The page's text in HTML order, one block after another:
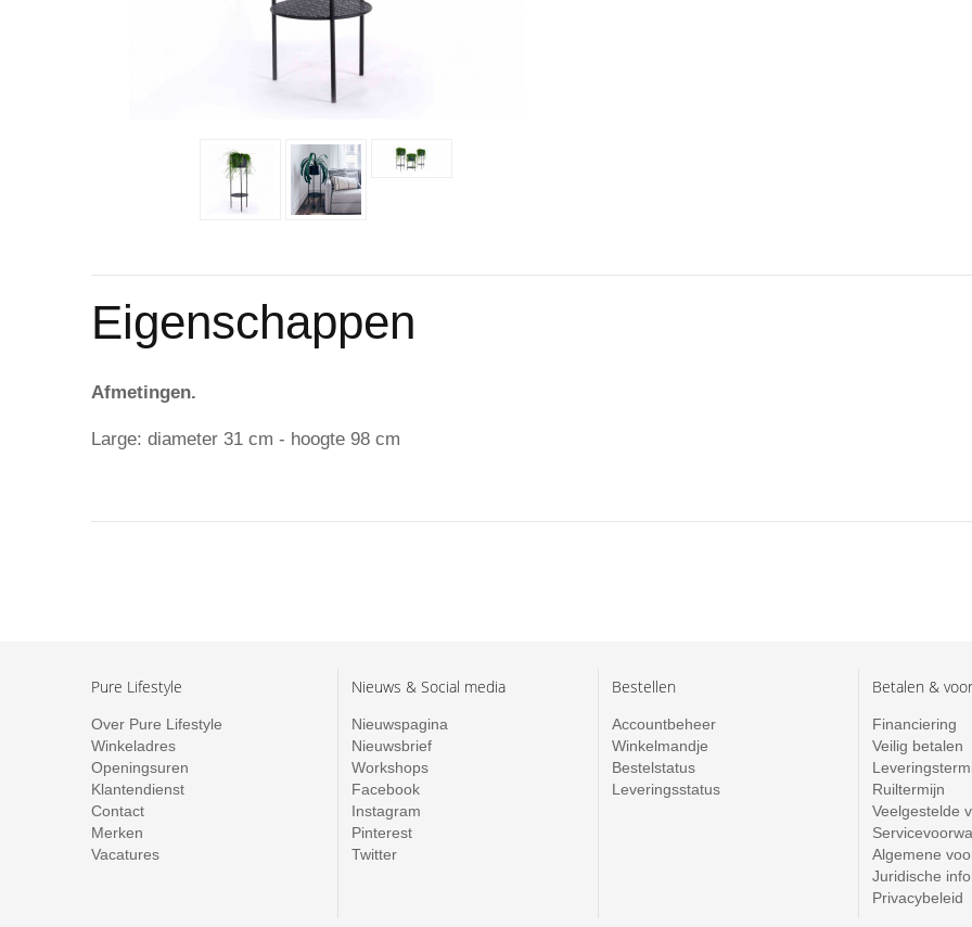
Eigenschappen
Afmetingen.
Large: diameter 31 cm - hoogte 98 cm
Pure Lifestyle
Over Pure Lifestyle
Winkeladres
Openingsuren
Klantendienst
Contact
Merken
Vacatures
Nieuws & Social media
Nieuwspagina
Nieuwsbrief
Workshops
Facebook
Instagram
Pinterest
Twitter
Bestellen
Accountbeheer
Winkelmandje
Bestelstatus
Leveringsstatus
Betalen &
Financiering
Veilig betalen
Ruiltermijn
Veelgestelde
Algemene
Juridische
Privacybeleid